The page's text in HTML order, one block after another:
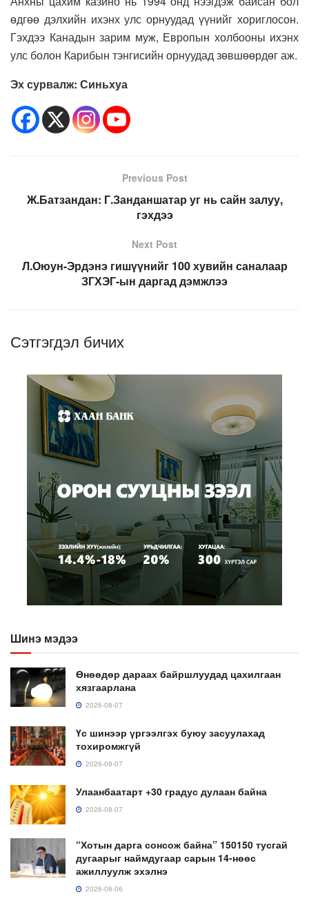
өдгөө дэлхийн ихэнх улс орнуудад үүнийг хориглосон.
Гэхдээ Канадын зарим муж, Европын холбооны ихэнх
улс болон Карибын тэнгисийн орнуудад зөвшөөрдөг аж.
Эх сурвалж: Синьхуа
Previous Post
Ж.Батзандан: Г.Занданшатар уг нь сайн залуу,
гэхдээ
Next Post
Л.Оюун-Эрдэнэ гишүүнийг 100 хувийн саналаар
ЗГХЭГ-ын даргад дэмжлээ
Сэтгэгдэл бичих
Шинэ мэдээ
Өнөөдөр дараах байршлуудад цахилгаан
хязгаарлана
2026-08-07
Үс шинээр үргээлгэх буюу засуулахад
тохиромжгүй
2026-08-07
Улаанбаатарт +30 градус дулаан байна
2026-08-07
“Хотын дарга сонсож байна” 150150 тусгай
дугаарыг наймдугаар сарын 14-нөөс
ажиллуулж эхэлнэ
2026-08-06